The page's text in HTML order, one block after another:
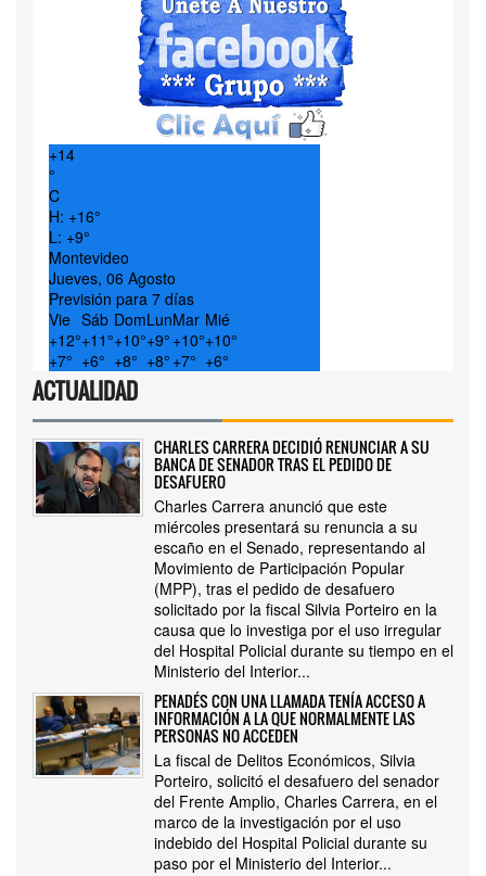
+14
°
C
H: +16°
L: +9°
Montevideo
Jueves, 06 Agosto
Previsión para 7 días
Vie Sáb DomLunMar Mié
+12°+11°+10°+9° +10°+10°
+7° +6° +8° +8° +7° +6°
ACTUALIDAD
CHARLES CARRERA DECIDIÓ RENUNCIAR A SU
BANCA DE SENADOR TRAS EL PEDIDO DE
DESAFUERO
Charles Carrera anunció que este
miércoles presentará su renuncia a su
escaño en el Senado, representando al
Movimiento de Participación Popular
(MPP), tras el pedido de desafuero
solicitado por la fiscal Silvia Porteiro en la
causa que lo investiga por el uso irregular
del Hospital Policial durante su tiempo en el
Ministerio del Interior...
PENADÉS CON UNA LLAMADA TENÍA ACCESO A
INFORMACIÓN A LA QUE NORMALMENTE LAS
PERSONAS NO ACCEDEN
La fiscal de Delitos Económicos, Silvia
Porteiro, solicitó el desafuero del senador
del Frente Amplio, Charles Carrera, en el
marco de la investigación por el uso
indebido del Hospital Policial durante su
paso por el Ministerio del Interior...